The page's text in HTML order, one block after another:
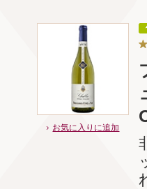
お気に入りに追加